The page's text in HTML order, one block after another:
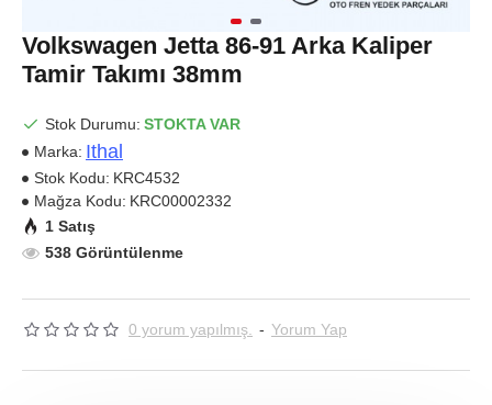
Volkswagen Jetta 86-91 Arka Kaliper
Tamir Takımı 38mm
Stok Durumu: STOKTA VAR
Marka: Ithal
Stok Kodu: KRC4532
Mağza Kodu: KRC00002332
1 Satış
538 Görüntülenme
0 yorum yapılmış. - Yorum Yap